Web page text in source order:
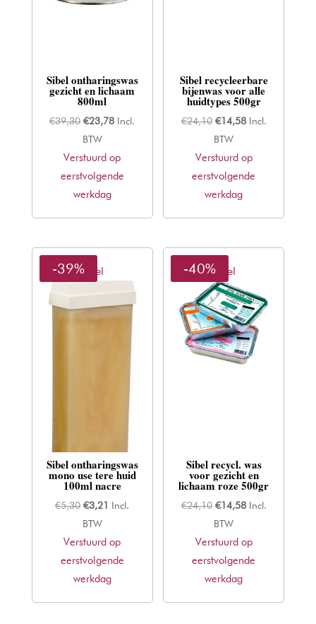
Sibel ontharingswas
gezicht en lichaam
800ml
€39,30 Oorspronkelijke
prijs
was:
€39,30.
€23,78Huidige
is:
€23,78.
Incl.
BTW
Verstuurd op
eerstvolgende
werkdag
Sibel recycleerbare
bijenwas voor alle
huidtypes 500gr
€24,10 Oorspronkelijke
prijs
was:
€24,10.
€14,58Huidige
is:
€14,58.
Incl.
BTW
Verstuurd op
eerstvolgende
werkdag
Sibel
-39%
Sibel ontharingswas
mono use tere huid
100ml nacre
€5,30 Oorspronkelijke
prijs
was:
€5,30.
€3,21 Huidige
is:
€3,21.
Incl.
BTW
Verstuurd op
eerstvolgende
werkdag
Sibel
-40%
Sibel recycl. was
voor gezicht en
lichaam roze 500gr
€24,10 Oorspronkelijke
prijs
was:
€24,10.
€14,58Huidige
is:
€14,58.
Incl.
BTW
Verstuurd op
eerstvolgende
werkdag